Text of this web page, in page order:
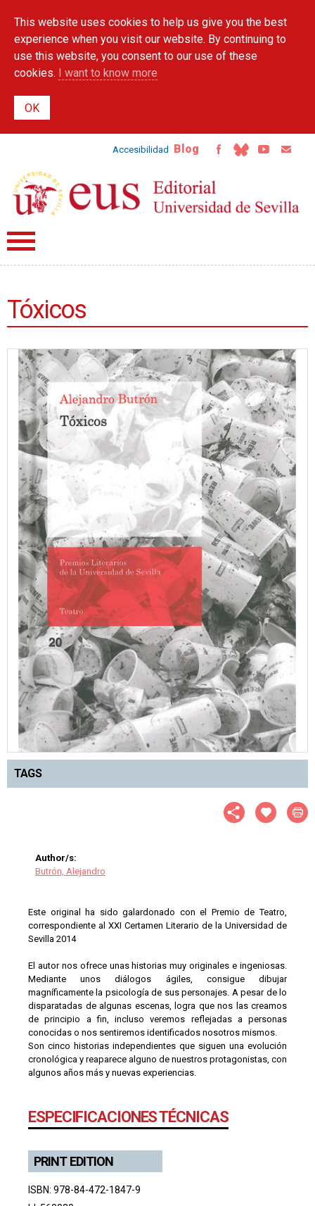
main
content
This website uses cookies to help us give you the best
experience when you visit our website. By continuing to
use this website, you consent to our use of these
cookies. I want to know more
Accesibilidad Blog
Tóxicos
TAGS
Author/s:
Butrón, Alejandro
Este original ha sido galardonado con el Premio de Teatro,
correspondiente al XXI Certamen Literario de la Universidad de
Sevilla 2014
El autor nos ofrece unas historias muy originales e ingeniosas.
Mediante unos diálogos ágiles, consigue dibujar
magníficamente la psicología de sus personajes. A pesar de lo
disparatadas de algunas escenas, logra que nos las creamos
de principio a fin, incluso veremos reflejadas a personas
conocidas o nos sentiremos identificados nosotros mismos.
Son cinco historias independientes que siguen una evolución
cronológica y reaparece alguno de nuestros protagonistas, con
algunos años más y nuevas experiencias.
ESPECIFICACIONES TÉCNICAS
PRINT EDITION
ISBN: 978-84-472-1847-9